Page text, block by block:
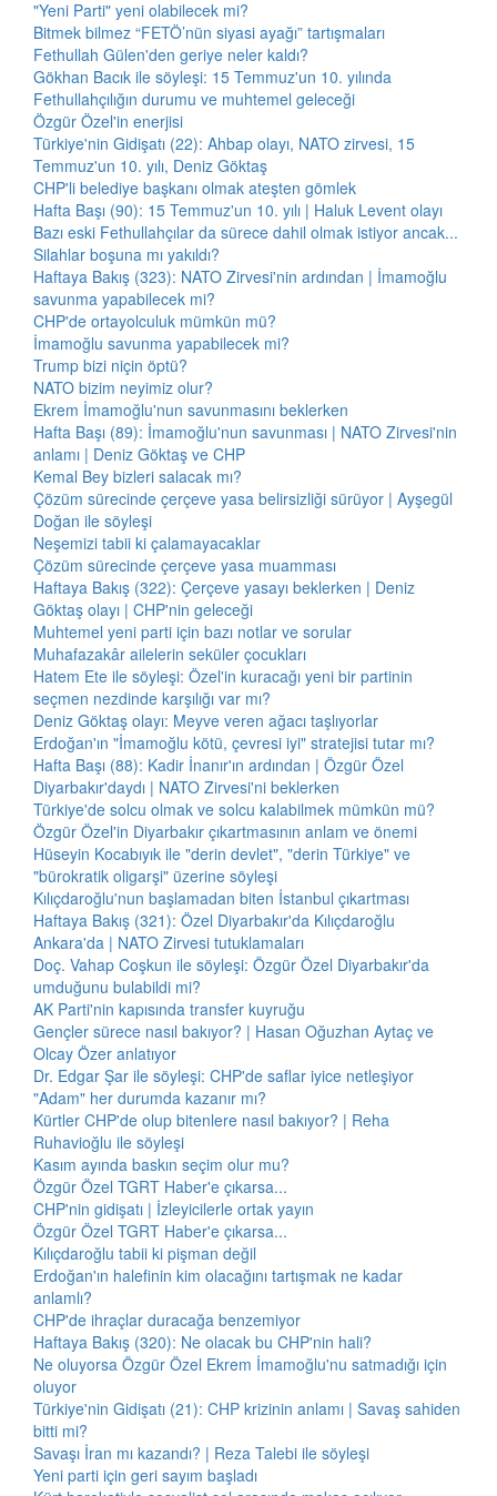
"Yeni Parti" yeni olabilecek mi?
Bitmek bilmez “FETÖ’nün siyasi ayağı” tartışmaları
Fethullah Gülen'den geriye neler kaldı?
Gökhan Bacık ile söyleşi: 15 Temmuz'un 10. yılında
Fethullahçılığın durumu ve muhtemel geleceği
Özgür Özel'in enerjisi
Türkiye'nin Gidişatı (22): Ahbap olayı, NATO zirvesi, 15
Temmuz'un 10. yılı, Deniz Göktaş
CHP'li belediye başkanı olmak ateşten gömlek
Hafta Başı (90): 15 Temmuz'un 10. yılı | Haluk Levent olayı
Bazı eski Fethullahçılar da sürece dahil olmak istiyor ancak...
Silahlar boşuna mı yakıldı?
Haftaya Bakış (323): NATO Zirvesi'nin ardından | İmamoğlu
savunma yapabilecek mi?
CHP'de ortayolculuk mümkün mü?
İmamoğlu savunma yapabilecek mi?
Trump bizi niçin öptü?
NATO bizim neyimiz olur?
Ekrem İmamoğlu'nun savunmasını beklerken
Hafta Başı (89): İmamoğlu'nun savunması | NATO Zirvesi'nin
anlamı | Deniz Göktaş ve CHP
Kemal Bey bizleri salacak mı?
Çözüm sürecinde çerçeve yasa belirsizliği sürüyor | Ayşegül
Doğan ile söyleşi
Neşemizi tabii ki çalamayacaklar
Çözüm sürecinde çerçeve yasa muamması
Haftaya Bakış (322): Çerçeve yasayı beklerken | Deniz
Göktaş olayı | CHP'nin geleceği
Muhtemel yeni parti için bazı notlar ve sorular
Muhafazakâr ailelerin seküler çocukları
Hatem Ete ile söyleşi: Özel'in kuracağı yeni bir partinin
seçmen nezdinde karşılığı var mı?
Deniz Göktaş olayı: Meyve veren ağacı taşlıyorlar
Erdoğan'ın "İmamoğlu kötü, çevresi iyi" stratejisi tutar mı?
Hafta Başı (88): Kadir İnanır'ın ardından | Özgür Özel
Diyarbakır'daydı | NATO Zirvesi'ni beklerken
Türkiye'de solcu olmak ve solcu kalabilmek mümkün mü?
Özgür Özel'in Diyarbakır çıkartmasının anlam ve önemi
Hüseyin Kocabıyık ile "derin devlet", "derin Türkiye" ve
"bürokratik oligarşi" üzerine söyleşi
Kılıçdaroğlu'nun başlamadan biten İstanbul çıkartması
Haftaya Bakış (321): Özel Diyarbakır'da Kılıçdaroğlu
Ankara'da | NATO Zirvesi tutuklamaları
Doç. Vahap Coşkun ile söyleşi: Özgür Özel Diyarbakır'da
umduğunu bulabildi mi?
AK Parti'nin kapısında transfer kuyruğu
Gençler sürece nasıl bakıyor? | Hasan Oğuzhan Aytaç ve
Olcay Özer anlatıyor
Dr. Edgar Şar ile söyleşi: CHP'de saflar iyice netleşiyor
"Adam" her durumda kazanır mı?
Kürtler CHP'de olup bitenlere nasıl bakıyor? | Reha
Ruhavioğlu ile söyleşi
Kasım ayında baskın seçim olur mu?
Özgür Özel TGRT Haber'e çıkarsa...
CHP'nin gidişatı | İzleyicilerle ortak yayın
Özgür Özel TGRT Haber'e çıkarsa...
Kılıçdaroğlu tabii ki pişman değil
Erdoğan'ın halefinin kim olacağını tartışmak ne kadar
anlamlı?
CHP'de ihraçlar duracağa benzemiyor
Haftaya Bakış (320): Ne olacak bu CHP'nin hali?
Ne oluyorsa Özgür Özel Ekrem İmamoğlu'nu satmadığı için
oluyor
Türkiye'nin Gidişatı (21): CHP krizinin anlamı | Savaş sahiden
bitti mi?
Savaşı İran mı kazandı? | Reza Talebi ile söyleşi
Yeni parti için geri sayım başladı